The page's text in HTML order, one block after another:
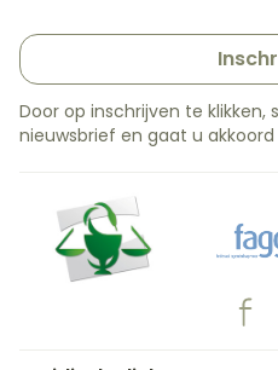
Door op inschrijven te klikken,
nieuwsbrief en gaat u